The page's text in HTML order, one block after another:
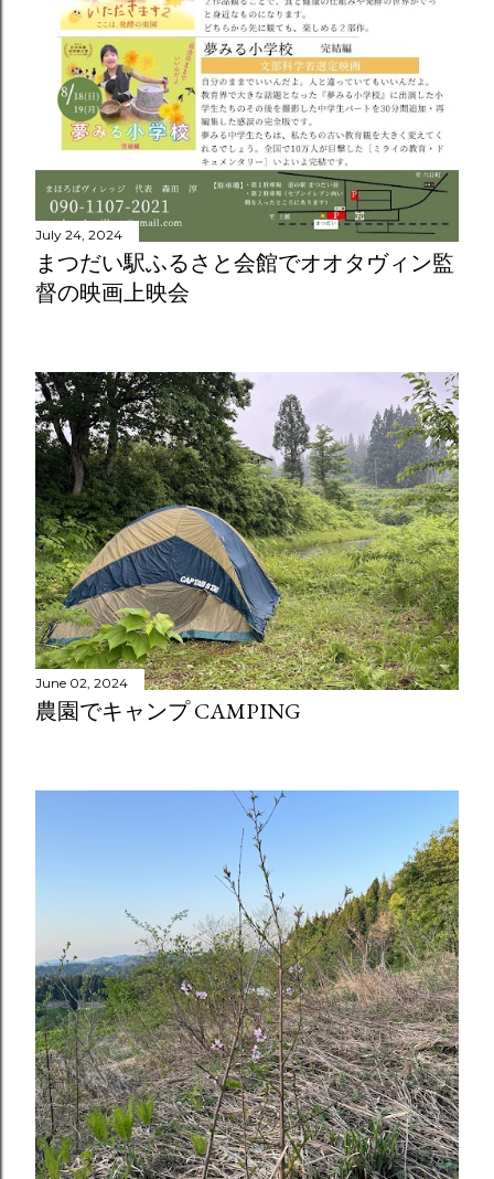
July 24, 2024
まつだい駅ふるさと会館でオオタヴィン監
督の映画上映会
June 02, 2024
農園でキャンプ CAMPING